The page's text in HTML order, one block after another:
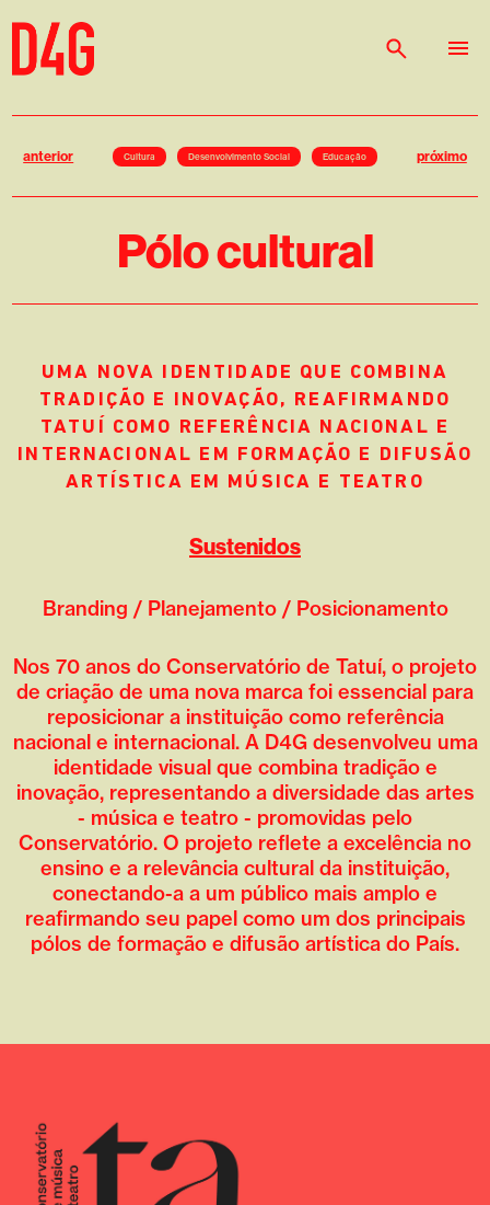
anterior Cultura Desenvolvimento Social Educação próximo
Pólo cultural
UMA NOVA IDENTIDADE QUE COMBINA
TRADIÇÃO E INOVAÇÃO, REAFIRMANDO
TATUÍ COMO REFERÊNCIA NACIONAL E
INTERNACIONAL EM FORMAÇÃO E DIFUSÃO
ARTÍSTICA EM MÚSICA E TEATRO
Sustenidos
Branding / Planejamento / Posicionamento
Nos 70 anos do Conservatório de Tatuí, o projeto
de criação de uma nova marca foi essencial para
reposicionar a instituição como referência
nacional e internacional. A D4G desenvolveu uma
identidade visual que combina tradição e
inovação, representando a diversidade das artes
- música e teatro - promovidas pelo
Conservatório. O projeto reflete a excelência no
ensino e a relevância cultural da instituição,
conectando-a a um público mais amplo e
reafirmando seu papel como um dos principais
pólos de formação e difusão artística do País.